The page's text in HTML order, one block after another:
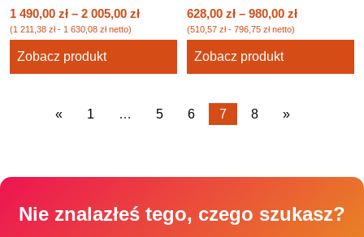
1 490,00 zł – 2 005,00 zł
(1 211,38 zł- 1 630,08 złnetto)
Zobacz produkt
628,00 zł – 980,00 zł
(510,57 zł- 796,75 złnetto)
Zobacz produkt
« 1 … 5 6 7 8 »
Nie znalazłeś tego, czego szukasz?